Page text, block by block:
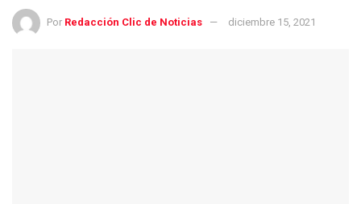
Por Redacción Clic de Noticias diciembre 15, 2021